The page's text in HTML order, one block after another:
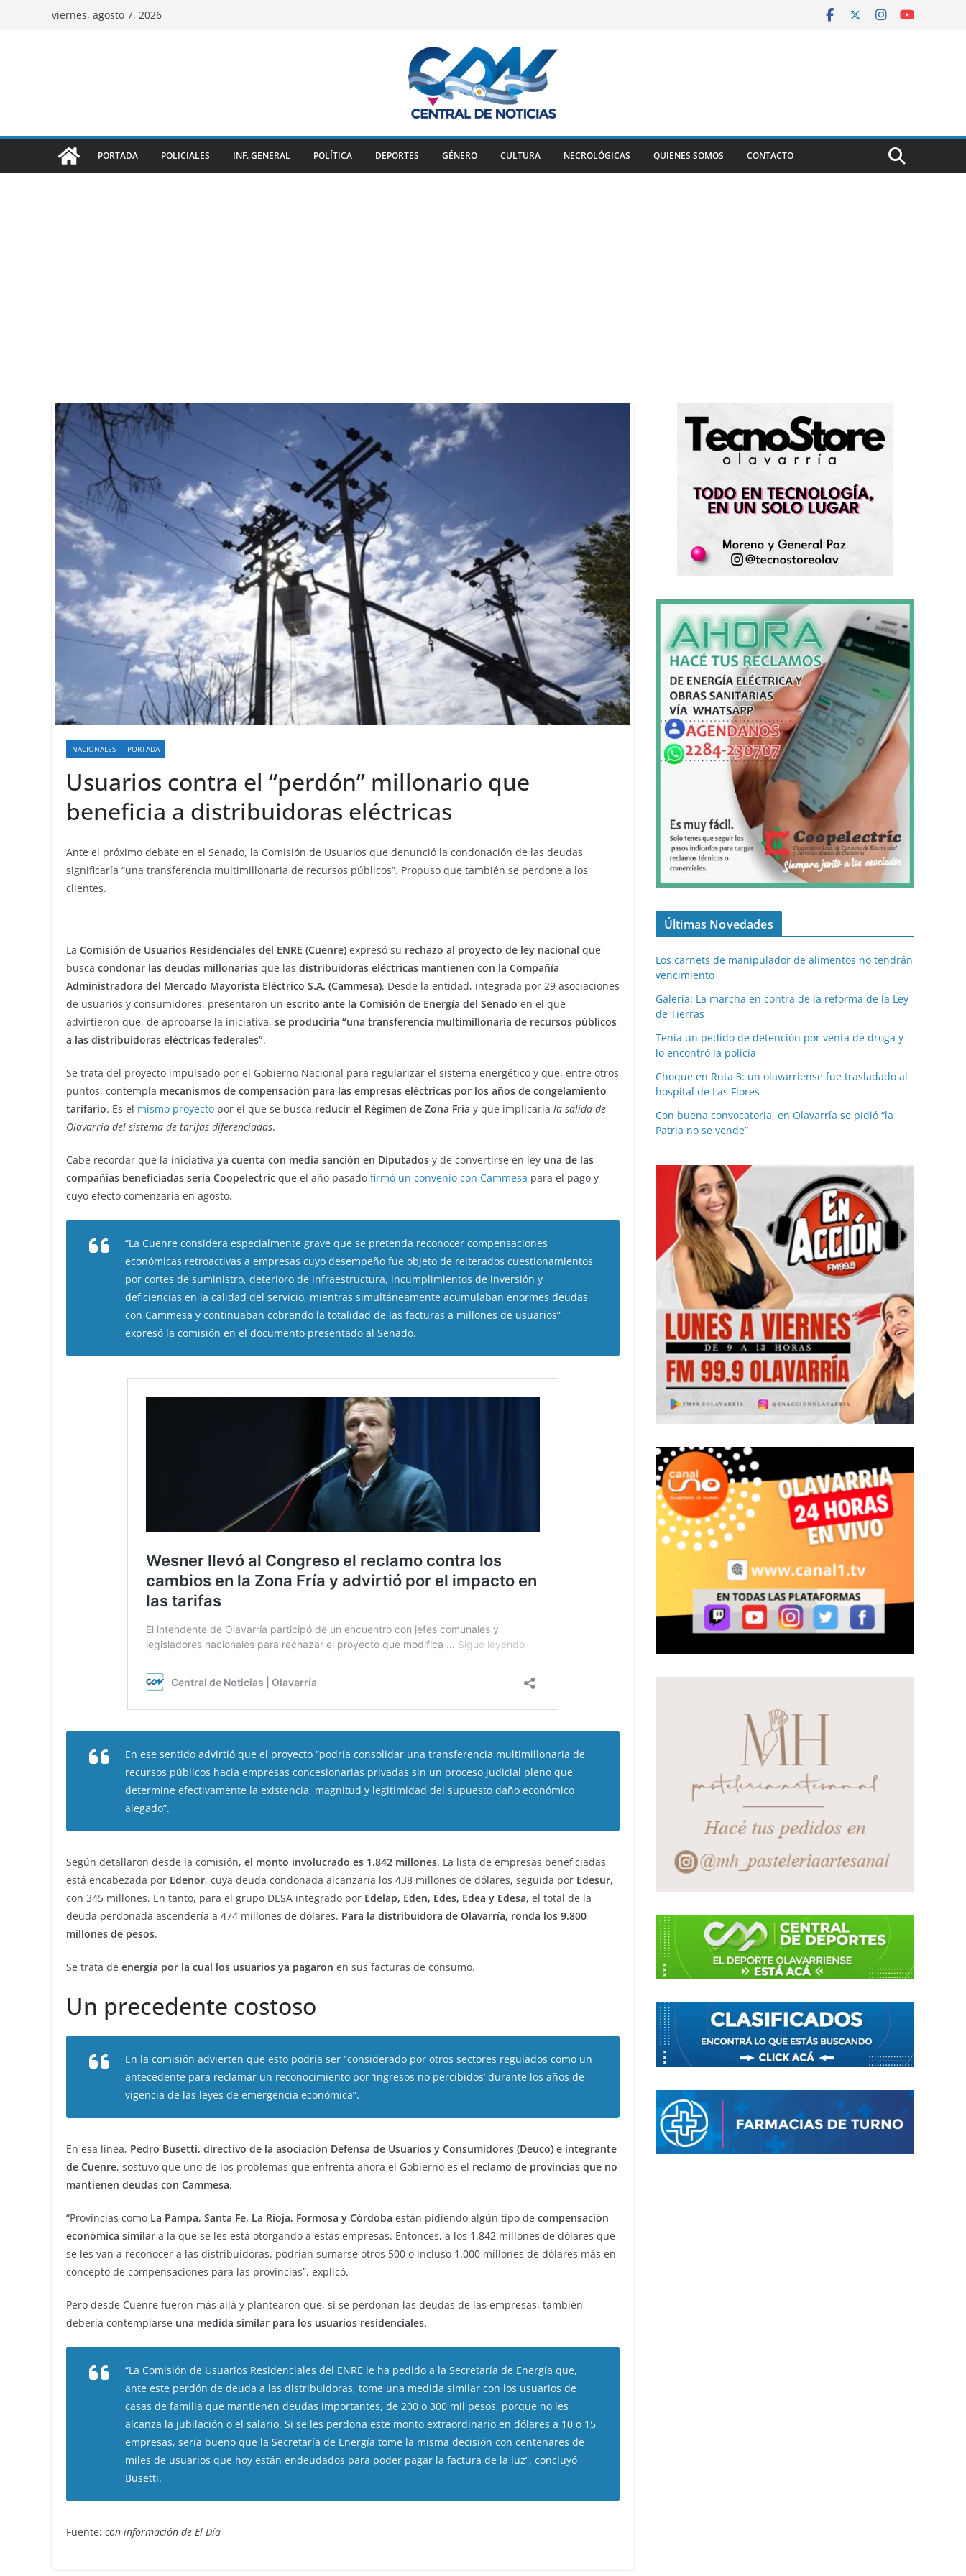
viernes, agosto 7, 2026
PORTADA POLICIALES INF. GENERAL POLÍTICA DEPORTES GÉNERO CULTURA NECROLÓGICAS QUIENES SOMOS CONTACTO
NACIONALES PORTADA
Usuarios contra el “perdón” millonario que
beneficia a distribuidoras eléctricas
Ante el próximo debate en el Senado, la Comisión de Usuarios que denunció la condonación de las deudas
significaría “una transferencia multimillonaria de recursos públicos”. Propuso que también se perdone a los
clientes.
La Comisión de Usuarios Residenciales del ENRE (Cuenre) expresó su rechazo al proyecto de ley nacional que
busca condonar las deudas millonarias que las distribuidoras eléctricas mantienen con la Compañía
Administradora del Mercado Mayorista Eléctrico S.A. (Cammesa). Desde la entidad, integrada por 29 asociaciones
de usuarios y consumidores, presentaron un escrito ante la Comisión de Energía del Senado en el que
advirtieron que, de aprobarse la iniciativa, se produciría “una transferencia multimillonaria de recursos públicos
a las distribuidoras eléctricas federales”.
Se trata del proyecto impulsado por el Gobierno Nacional para regularizar el sistema energético y que, entre otros
puntos, contempla mecanismos de compensación para las empresas eléctricas por los años de congelamiento
tarifario. Es el mismo proyecto por el que se busca reducir el Régimen de Zona Fría y que implicaría la salida de
Olavarría del sistema de tarifas diferenciadas.
Cabe recordar que la iniciativa ya cuenta con media sanción en Diputados y de convertirse en ley una de las
compañías beneficiadas sería Coopelectric que el año pasado firmó un convenio con Cammesa para el pago y
cuyo efecto comenzaría en agosto.
“La Cuenre considera especialmente grave que se pretenda reconocer compensaciones
económicas retroactivas a empresas cuyo desempeño fue objeto de reiterados cuestionamientos
por cortes de suministro, deterioro de infraestructura, incumplimientos de inversión y
deficiencias en la calidad del servicio, mientras simultáneamente acumulaban enormes deudas
con Cammesa y continuaban cobrando la totalidad de las facturas a millones de usuarios”
expresó la comisión en el documento presentado al Senado.
En ese sentido advirtió que el proyecto “podría consolidar una transferencia multimillonaria de
recursos públicos hacia empresas concesionarias privadas sin un proceso judicial pleno que
determine efectivamente la existencia, magnitud y legitimidad del supuesto daño económico
alegado”.
Según detallaron desde la comisión, el monto involucrado es 1.842 millones. La lista de empresas beneficiadas
está encabezada por Edenor, cuya deuda condonada alcanzaría los 438 millones de dólares, seguida por Edesur,
con 345 millones. En tanto, para el grupo DESA integrado por Edelap, Eden, Edes, Edea y Edesa, el total de la
deuda perdonada ascendería a 474 millones de dólares. Para la distribuidora de Olavarría, ronda los 9.800
millones de pesos.
Se trata de energía por la cual los usuarios ya pagaron en sus facturas de consumo.
Un precedente costoso
En la comisión advierten que esto podría ser “considerado por otros sectores regulados como un
antecedente para reclamar un reconocimiento por ‘ingresos no percibidos’ durante los años de
vigencia de las leyes de emergencia económica”.
En esa línea, Pedro Busetti, directivo de la asociación Defensa de Usuarios y Consumidores (Deuco) e integrante
de Cuenre, sostuvo que uno de los problemas que enfrenta ahora el Gobierno es el reclamo de provincias que no
mantienen deudas con Cammesa.
“Provincias como La Pampa, Santa Fe, La Rioja, Formosa y Córdoba están pidiendo algún tipo de compensación
económica similar a la que se les está otorgando a estas empresas. Entonces, a los 1.842 millones de dólares que
se les van a reconocer a las distribuidoras, podrían sumarse otros 500 o incluso 1.000 millones de dólares más en
concepto de compensaciones para las provincias”, explicó.
Pero desde Cuenre fueron más allá y plantearon que, si se perdonan las deudas de las empresas, también
debería contemplarse una medida similar para los usuarios residenciales.
“La Comisión de Usuarios Residenciales del ENRE le ha pedido a la Secretaría de Energía que,
ante este perdón de deuda a las distribuidoras, tome una medida similar con los usuarios de
casas de familia que mantienen deudas importantes, de 200 o 300 mil pesos, porque no les
alcanza la jubilación o el salario. Si se les perdona este monto extraordinario en dólares a 10 o 15
empresas, sería bueno que la Secretaría de Energía tome la misma decisión con centenares de
miles de usuarios que hoy están endeudados para poder pagar la factura de la luz”, concluyó
Busetti.
Fuente: con información de El Día
Últimas Novedades
Los carnets de manipulador de alimentos no tendrán
vencimiento
Galería: La marcha en contra de la reforma de la Ley
de Tierras
Tenía un pedido de detención por venta de droga y
lo encontró la policía
Choque en Ruta 3: un olavarriense fue trasladado al
hospital de Las Flores
Con buena convocatoria, en Olavarría se pidió “la
Patria no se vende”